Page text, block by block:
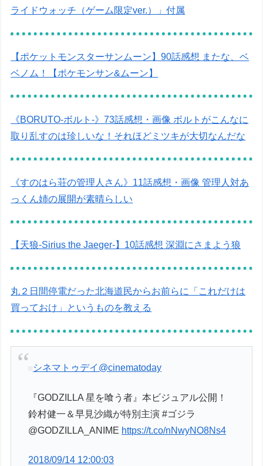
ライドウォッチ（ゲーム限定ver.）」付属
【ポケットモンスターサンムーン】90話感想 またな、ベ
ベノム！【ポケモンサン&ムーン】
《BORUTO-ボルト-》73話感想・画像 ボルトがこんなに
取り乱すのは珍しいな！それほどミツキが大切なんだな
《すのはら荘の管理人さん》11話感想・画像 管理人対あ
っくん姉の展開が素晴らしい
【天狼-Sirius the Jaeger-】10話感想 深淵にさまよう狼
丸２日間停電だった北海道民からお前らに「これだけは
買っておけ」というものを教える
シネマトゥデイ @cinematoday
『GODZILLA 星を喰う者』本ビジュアル公開！
鈴村健一＆早見沙織が特別主演 #ゴジラ
@GODZILLA_ANIME https://t.co/nNwyNO8Ns4
2018/09/14 12:00:03